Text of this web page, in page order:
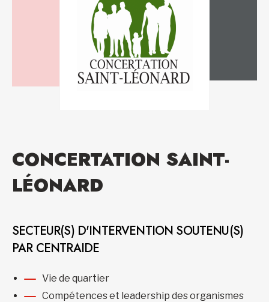
CONCERTATION SAINT-
LÉONARD
SECTEUR(S) D'INTERVENTION SOUTENU(S)
PAR CENTRAIDE
Vie de quartier
Compétences et leadership des organismes